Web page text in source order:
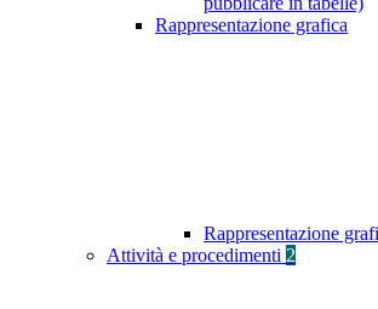
Rappresentazione grafica
Rappresentazione
Attività e procedimenti 2